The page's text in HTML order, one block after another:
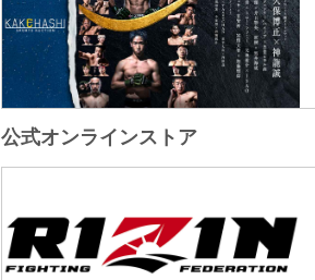
公式オンラインストア